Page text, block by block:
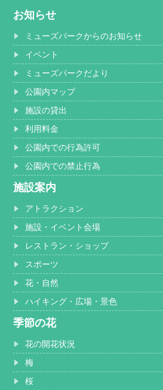
お知らせ
ミューズパークからのお知らせ
イベント
ミューズパークだより
公園内マップ
施設の貸出
利用料金
公園内での行為許可
公園内での禁止行為
施設案内
アトラクション
施設・イベント会場
レストラン・ショップ
スポーツ
花・自然
ハイキング・広場・景色
季節の花
花の開花状況
梅
桜